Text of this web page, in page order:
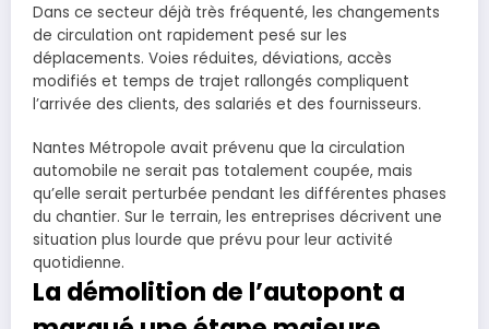
Dans ce secteur déjà très fréquenté, les changements
de circulation ont rapidement pesé sur les
déplacements. Voies réduites, déviations, accès
modifiés et temps de trajet rallongés compliquent
l’arrivée des clients, des salariés et des fournisseurs.
Nantes Métropole avait prévenu que la circulation
automobile ne serait pas totalement coupée, mais
qu’elle serait perturbée pendant les différentes phases
du chantier. Sur le terrain, les entreprises décrivent une
situation plus lourde que prévu pour leur activité
quotidienne.
La démolition de l’autopont a